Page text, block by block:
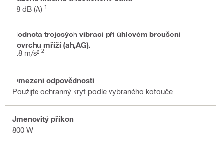
88 dB (A) 1
Hodnota trojosých vibrací při úhlovém broušení
povrchu mříží (ah,AG).
4.8 m/s² 2
Omezení odpovědnosti
Použijte ochranný kryt podle vybraného kotouče
Jmenovitý příkon
800 W